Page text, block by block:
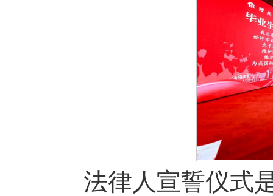
法律人宣誓仪式